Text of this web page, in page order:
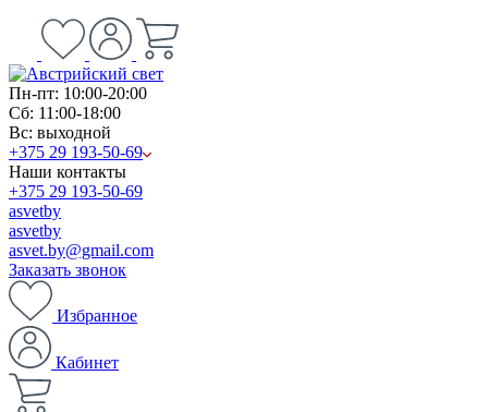
Пн-пт: 10:00-20:00
Сб: 11:00-18:00
Вс: выходной
+375 29 193-50-69
Наши контакты
+375 29 193-50-69
asvetby
asvetby
asvet.by@gmail.com
Заказать звонок
Избранное
Кабинет